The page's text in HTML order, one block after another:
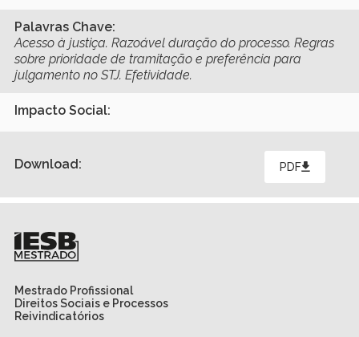
Palavras Chave:
Acesso à justiça. Razoável duração do processo. Regras
sobre prioridade de tramitação e preferência para
julgamento no STJ. Efetividade.
Impacto Social:
Download: PDF
Mestrado Profissional
Direitos Sociais e Processos
Reivindicatórios